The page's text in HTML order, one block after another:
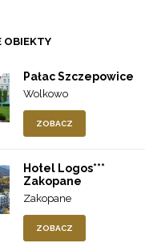
OBIEKTY
Pałac Szczepowice
Wolkowo
ZOBACZ
Hotel Logos***
Zakopane
Zakopane
ZOBACZ